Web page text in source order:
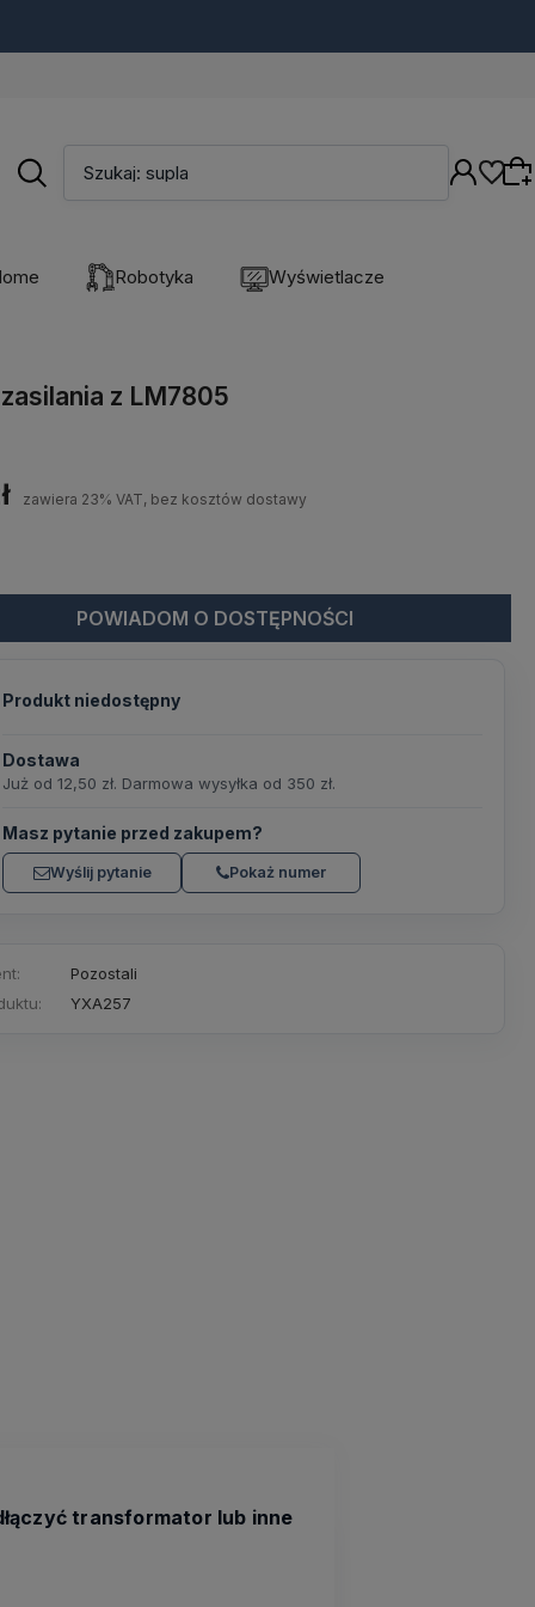
oferty lub zaloguj się, aby przywrócić dodane
produkty do listy z poprzedniej sesji.
Szukaj: supla
Robotyka Wyświetlacze
zasilania z LM7805
zawiera 23% VAT, bez kosztów dostawy
POWIADOM O DOSTĘPNOŚCI
Produkt niedostępny
Dostawa
Już od 12,50 zł. Darmowa wysyłka od 350 zł.
Masz pytanie przed zakupem?
Wyślij pytanie Pokaż numer
Pozostali
YXA257
transformator lub inne